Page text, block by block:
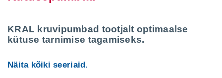
KRAL kruvipumbad tootjalt optimaalse
kütuse tarnimise tagamiseks.
Näita kõiki seeriaid.